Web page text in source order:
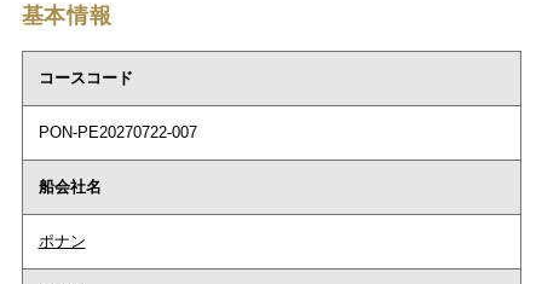
基本情報
コースコード
PON-PE20270722-007
船会社名
ポナン